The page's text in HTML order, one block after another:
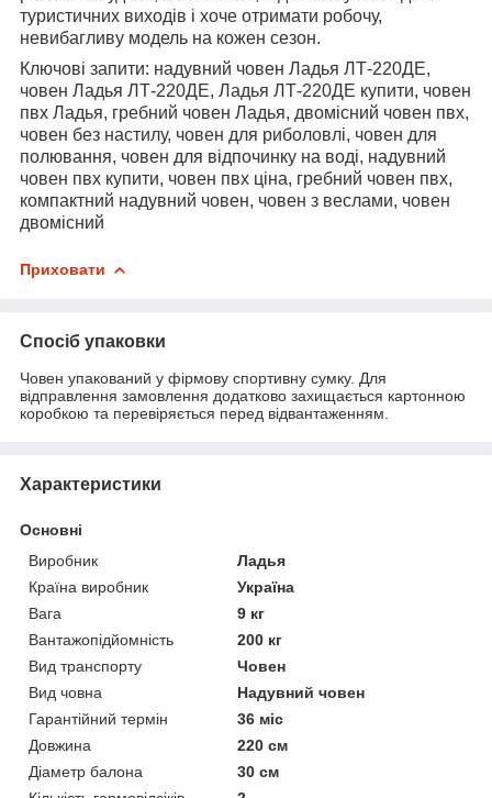
туристичних виходів і хоче отримати робочу,
невибагливу модель на кожен сезон.
Ключові запити: надувний човен Ладья ЛТ-220ДЕ,
човен Ладья ЛТ-220ДЕ, Ладья ЛТ-220ДЕ купити, човен
пвх Ладья, гребний човен Ладья, двомісний човен пвх,
човен без настилу, човен для риболовлі, човен для
полювання, човен для відпочинку на воді, надувний
човен пвх купити, човен пвх ціна, гребний човен пвх,
компактний надувний човен, човен з веслами, човен
двомісний
Приховати
Спосіб упаковки
Човен упакований у фірмову спортивну сумку. Для
відправлення замовлення додатково захищається картонною
коробкою та перевіряється перед відвантаженням.
Характеристики
Основні
Виробник
Ладья
Країна виробник
Україна
Вага
9 кг
Вантажопідйомність
200 кг
Вид транспорту
Човен
Вид човна
Надувний човен
Гарантійний термін
36 міс
Довжина
220 см
Діаметр балона
30 см